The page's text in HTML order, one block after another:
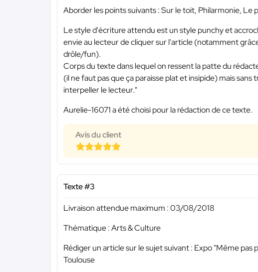
Aborder les points suivants : Sur le toit, Philarmonie,
Le style d'écriture attendu est un style punchy et
envie au lecteur de cliquer sur l'article (notamment
drôle/fun).
Corps du texte dans lequel on ressent la patte du
(il ne faut pas que ça paraisse plat et insipide) mais sans
interpeller le lecteur."
Aurelie-16071 a été choisi pour la rédaction de ce texte.
Avis du client
Texte #3
Livraison attendue maximum : 03/08/2018
Thématique : Arts & Culture
Rédiger un article sur le sujet suivant : Expo "Même
Toulouse